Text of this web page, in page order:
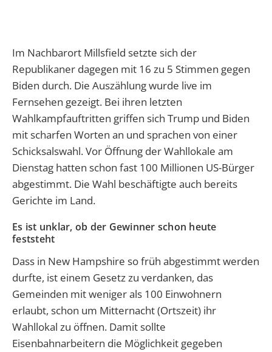
Im Nachbarort Millsfield setzte sich der
Republikaner dagegen mit 16 zu 5 Stimmen gegen
Biden durch. Die Auszählung wurde live im
Fernsehen gezeigt. Bei ihren letzten
Wahlkampfauftritten griffen sich Trump und Biden
mit scharfen Worten an und sprachen von einer
Schicksalswahl. Vor Öffnung der Wahllokale am
Dienstag hatten schon fast 100 Millionen US-Bürger
abgestimmt. Die Wahl beschäftigte auch bereits
Gerichte im Land.
Es ist unklar, ob der Gewinner schon heute
feststeht
Dass in New Hampshire so früh abgestimmt werden
durfte, ist einem Gesetz zu verdanken, das
Gemeinden mit weniger als 100 Einwohnern
erlaubt, schon um Mitternacht (Ortszeit) ihr
Wahllokal zu öffnen. Damit sollte
Eisenbahnarbeitern die Möglichkeit gegeben